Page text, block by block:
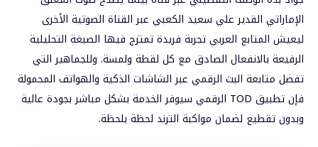
الإماراتي القدير علي سعيد الكعبي عبر القناة الصوتية الأخرى
ليعيش المتابع العربي تجربة فريدة تمتزج فيها الصبغة التحليلية
الرفيعة بالانفعال الصادق مع كل لقطة ولمسة. وللجماهير التي
تفضل متابعة البث الرقمي عبر الشاشات الذكية والهواتف المحمولة
فإن تطبيق TOD الرقمي سيوفر الخدمة بشكل مباشر بجودة عالية
وبدون تقطيع لضمان مواكبة الترند لحظة بلحظة.